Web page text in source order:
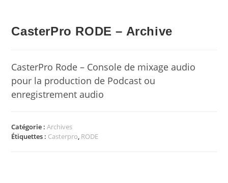
CasterPro RODE – Archive
CasterPro Rode – Console de mixage audio
pour la production de Podcast ou
enregistrement audio
Catégorie :Archives
Étiquettes : Casterpro, RODE